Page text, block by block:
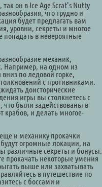
так он в Ice Age Scrat's Nutty
что трудно и
будет предлагать вам
уровни, секреты и многое
попадать в невероятные
механик,
Например, на одном из
по ледовой горке,
с противниками.
доисторические
игры вы столкнетесь с
что были задействованы в
крабов, и делать многое-
и механику прокачки
огромные локации, на
различные секреты и бонусы.
прокачать некоторые умения
выше или захватывать
в путешествие по
с боссами и